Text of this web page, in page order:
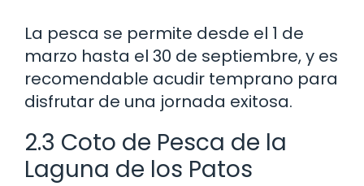
La pesca se permite desde el 1 de
marzo hasta el 30 de septiembre, y es
recomendable acudir temprano para
disfrutar de una jornada exitosa.
2.3 Coto de Pesca de la
Laguna de los Patos